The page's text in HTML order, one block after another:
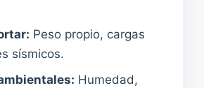
Peso propio, cargas
sísmicos.
Humedad,